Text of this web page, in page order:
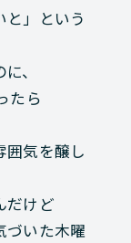
」という
、
たら
気を醸し
だけど
づいた木曜